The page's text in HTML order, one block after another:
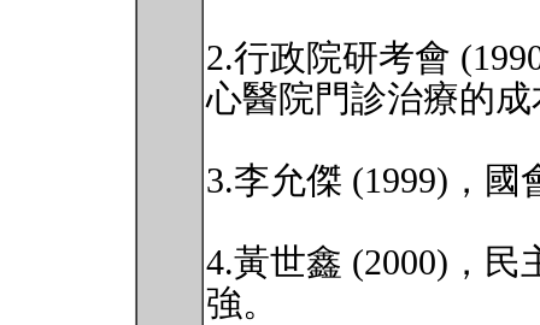
2.行政院研考會
心醫院門診治療的
3.李允傑 (1999)，
4.黃世鑫 (2000)，
強。